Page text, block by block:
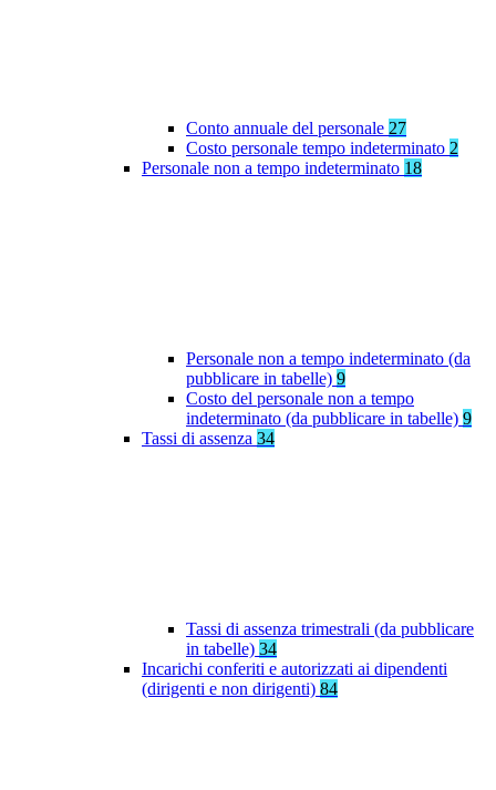
Conto annuale del personale 27
Costo personale tempo indeterminato 2
Personale non a tempo indeterminato 18
Personale non a tempo indeterminato (da
pubblicare in tabelle) 9
Costo del personale non a tempo
indeterminato (da pubblicare in tabelle) 9
Tassi di assenza 34
Tassi di assenza trimestrali (da pubblicare
in tabelle) 34
Incarichi conferiti e autorizzati ai dipendenti
(dirigenti e non dirigenti) 84